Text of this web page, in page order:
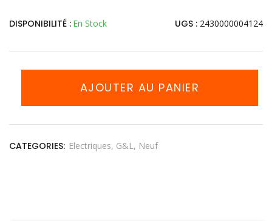
DISPONIBILITÉ : En Stock UGS : 2430000004124
AJOUTER AU PANIER
CATEGORIES: Electriques G&L Neuf